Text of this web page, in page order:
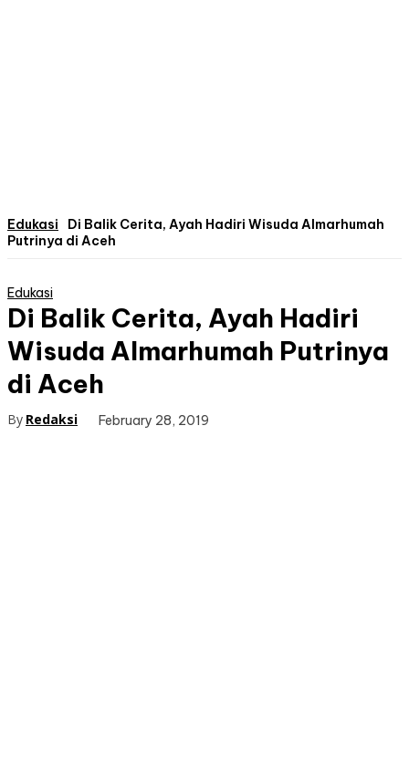
Edukasi
Di Balik Cerita, Ayah Hadiri Wisuda Almarhumah
Putrinya di Aceh
Edukasi
Di Balik Cerita, Ayah Hadiri
Wisuda Almarhumah Putrinya
di Aceh
By Redaksi February 28, 2019